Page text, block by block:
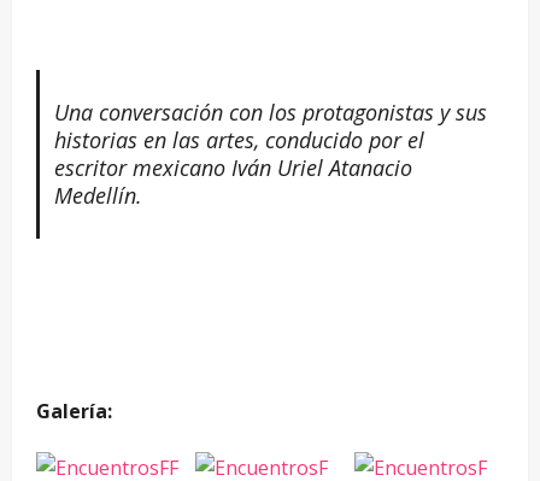
Una conversación con los protagonistas y sus
historias en las artes, conducido por el
escritor mexicano Iván Uriel Atanacio
Medellín.
Galería: